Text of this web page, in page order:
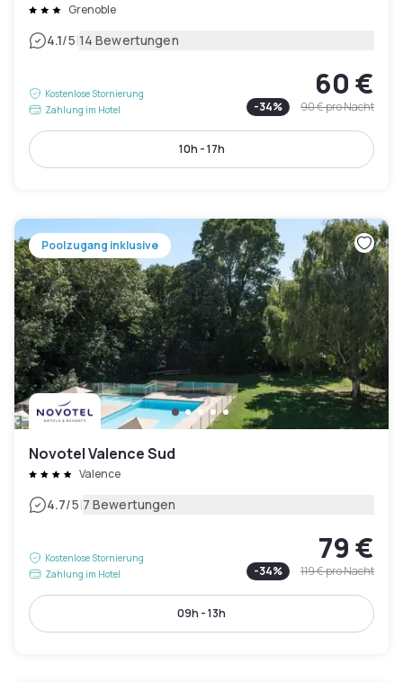
Grenoble
4.1/5|14 Bewertungen
Kostenlose Stornierung
Zahlung im Hotel
60 €
-34% 90 €pro Nacht
10h - 17h
Poolzugang inklusive
Novotel Valence Sud
Valence
4.7/5|7 Bewertungen
Kostenlose Stornierung
Zahlung im Hotel
79 €
-34% 119 €pro Nacht
09h - 13h